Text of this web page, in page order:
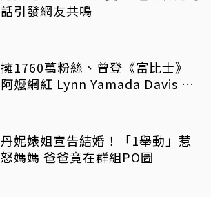
話引發網友共鳴
擁1760萬粉絲、曾登《富比士》
阿嬤網紅 Lynn Yamada Davis 驚
丹妮婊姐宣告結婚！「1舉動」惹
怒媽媽 爸爸竟在群組PO圖